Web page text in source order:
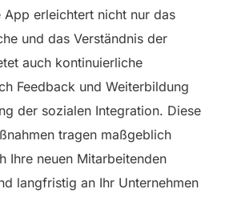
App erleichtert nicht nur das
und das Verständnis der
auch kontinuierliche
Feedback und Weiterbildung
der sozialen Integration. Diese
tragen maßgeblich
Ihre neuen Mitarbeitenden
langfristig an Ihr Unternehmen